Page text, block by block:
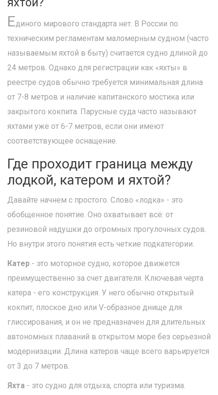
Единого мирового стандарта нет. В России по
техническим регламентам маломерным судном (часто
называемым яхтой в быту) считается судно длиной до
24 метров. Однако для регистрации как «яхты» в
реестре судов обычно требуется минимальная длина
от 7-8 метров и наличие капитанского мостика или
закрытого кокпита. Парусные суда часто называют
яхтами уже от 6-7 метров, если они имеют
соответствующее оснащение.
Где проходит граница между
лодкой, катером и яхтой?
Давайте начнем с простого. Слово «лодка» - это
обобщенное понятие. Оно охватывает всё: от
резиновой надушки до огромных прогулочных судов.
Но внутри этого понятия есть четкие подкатегории.
Катер - это моторное судно, которое движется
преимущественно за счет двигателя. Ключевая черта
катера - его конструкция. У него обычно открытый
кокпит, плоское дно или V-образное днище для
глиссирования, и он не предназначен для длительных
автономных плаваний в открытом море без серьезной
модернизации. Длина катеров чаще всего варьируется
от 3 до 7 метров.
Яхта - это судно для отдыха, спорта или туризма.